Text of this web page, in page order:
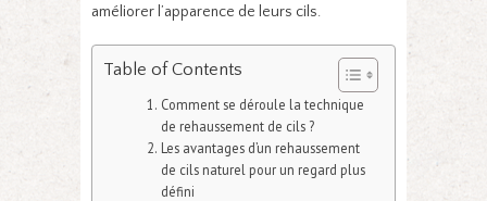
améliorer l’apparence de leurs cils.
Table of Contents
Comment se déroule la technique
de rehaussement de cils ?
Les avantages d’un rehaussement
de cils naturel pour un regard plus
défini